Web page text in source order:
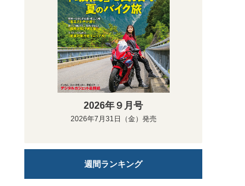
2026年９月号
2026年7月31日（金）発売
週間ランキング